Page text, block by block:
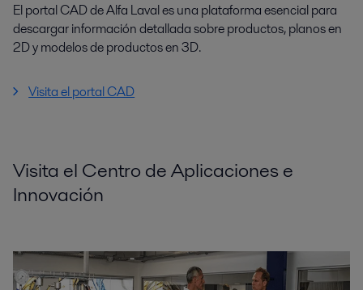
El portal CAD de Alfa Laval es una plataforma esencial para
descargar información detallada sobre productos, planos en
2D y modelos de productos en 3D.
Visita el portal CAD
Visita el Centro de Aplicaciones e
Innovación